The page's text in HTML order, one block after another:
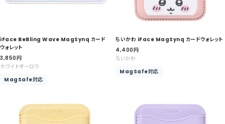
iFace BeBling Wave MagSynq カード
ウォレット
セ
ー
価
3,850円
ホワイトオーロラ
MagSafe対応
ちいかわ iFace MagSynq カードウォレット
セ
ー
価
4,400円
ちいかわ
MagSafe対応